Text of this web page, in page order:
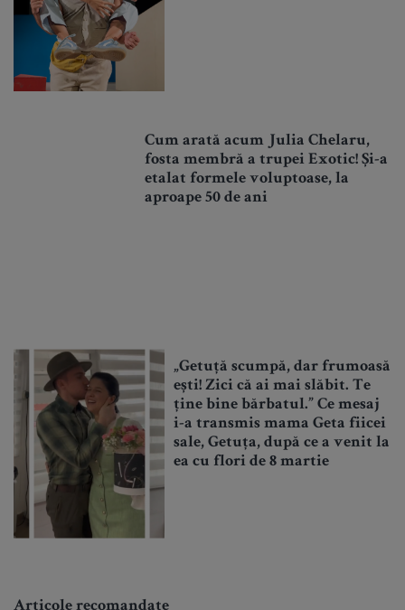
Cum arată acum Julia Chelaru,
fosta membră a trupei Exotic! Și-a
etalat formele voluptoase, la
aproape 50 de ani
„Getuță scumpă, dar frumoasă
ești! Zici că ai mai slăbit. Te
ține bine bărbatul.” Ce mesaj
i-a transmis mama Geta fiicei
sale, Getuța, după ce a venit la
ea cu flori de 8 martie
Articole recomandate